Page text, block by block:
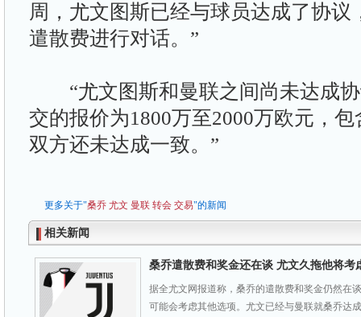
周，尤文图斯已经与球员达成了协议
遣散费进行对话。”
“尤文图斯和曼联之间尚未达成协
交的报价为1800万至2000万欧元，
双方还未达成一致。”
更多关于"桑乔 尤文 曼联 转会 交易"的新闻
相关新闻
桑乔遣散费和奖金还在谈 尤文久拖他将考
据全尤文网报道称，桑乔的遣散费和奖金仍然在
可能会考虑其他选项。尤文已经与曼联就桑乔达